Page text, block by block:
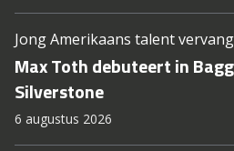
Jong Amerikaans talent
Max Toth debuteert in
Silverstone
6 augustus 2026